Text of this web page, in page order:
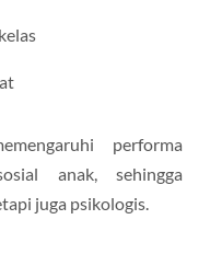
performa
anak, sehingga
juga psikologis.